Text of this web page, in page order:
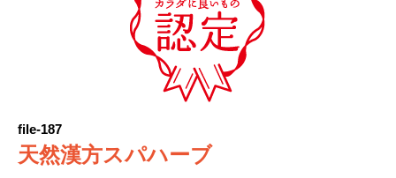
file-187
天然漢方スパハーブ